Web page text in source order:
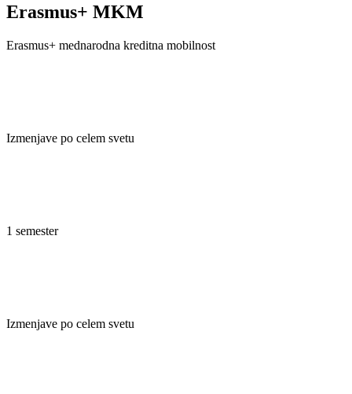
Erasmus+ MKM
Erasmus+ mednarodna kreditna mobilnost
Izmenjave po celem svetu
1 semester
Izmenjave po celem svetu